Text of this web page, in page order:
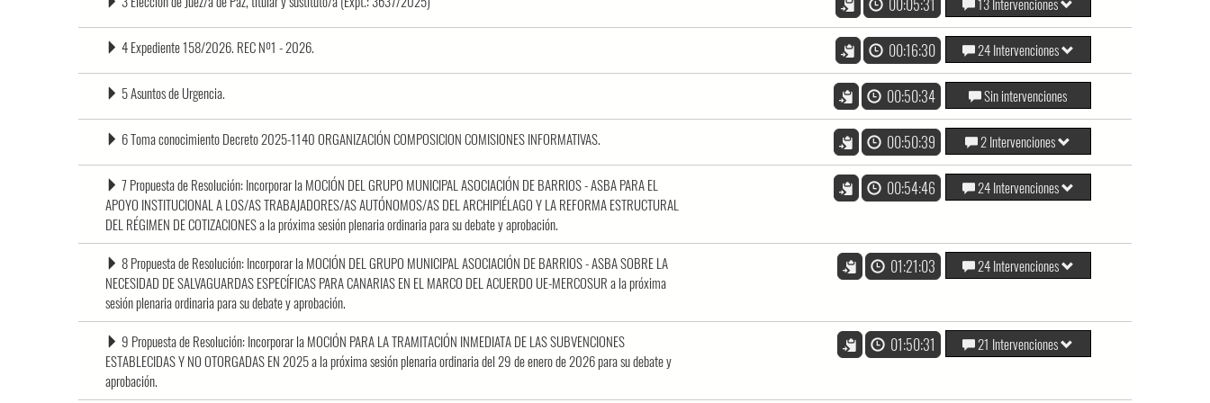
00:05:31
4 Expediente 158/2026. REC Nº1 - 2026. 00:16:30 24 Intervenciones
5 Asuntos de Urgencia. 00:50:34 Sin intervenciones
6 Toma conocimiento Decreto 2025-1140 ORGANIZACIÓN COMPOSICION COMISIONES INFORMATIVAS. 00:50:39 2 Intervenciones
7 Propuesta de Resolución: Incorporar la MOCIÓN DEL GRUPO MUNICIPAL ASOCIACIÓN DE BARRIOS - ASBA PARA EL
APOYO INSTITUCIONAL A LOS/AS TRABAJADORES/AS AUTÓNOMOS/AS DEL ARCHIPIÉLAGO Y LA REFORMA ESTRUCTURAL
DEL RÉGIMEN DE COTIZACIONES a la próxima sesión plenaria ordinaria para su debate y aprobación.
00:54:46 24 Intervenciones
8 Propuesta de Resolución: Incorporar la MOCIÓN DEL GRUPO MUNICIPAL ASOCIACIÓN DE BARRIOS - ASBA SOBRE LA
NECESIDAD DE SALVAGUARDAS ESPECÍFICAS PARA CANARIAS EN EL MARCO DEL ACUERDO UE-MERCOSUR a la próxima
sesión plenaria ordinaria para su debate y aprobación.
01:21:03 24 Intervenciones
9 Propuesta de Resolución: Incorporar la MOCIÓN PARA LA TRAMITACIÓN INMEDIATA DE LAS SUBVENCIONES
ESTABLECIDAS Y NO OTORGADAS EN 2025 a la próxima sesión plenaria ordinaria del 29 de enero de 2026 para su debate y
aprobación.
01:50:31 21 Intervenciones